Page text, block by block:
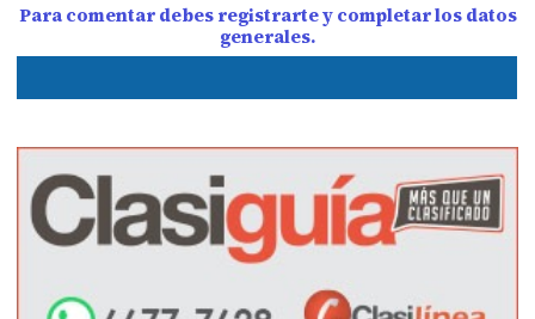
Para comentar debes registrarte y completar los datos
generales.